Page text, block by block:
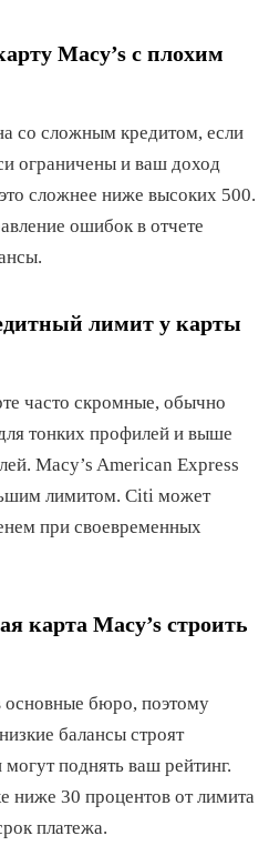
Macy’s с плохим
со сложным кредитом, если
ограничены и ваш доход
сложнее ниже высоких 500.
ошибок в отчете
лимит у карты
часто скромные, обычно
тонких профилей и выше
Macy’s American Express
лимитом. Citi может
при своевременных
карта Macy’s строить
основные бюро, поэтому
балансы строят
поднять ваш рейтинг.
ниже 30 процентов от лимита
платежа.